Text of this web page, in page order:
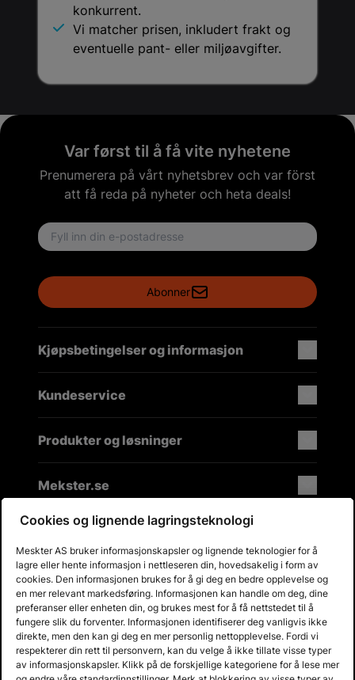
konkurrent.
Vi matcher prisen, inkludert frakt og
eventuelle pant- eller miljøavgifter.
Var først til å få vite nyhetene
Prenumerera på vårt nyhetsbrev och var först
att få reda på nyheter och heta deals!
Email address
Abonner
Kjøpsbetingelser og informasjon
Kundeservice
Produkter og løsninger
Mekster.se
Prisgaranti på reservedeler
Lager i Sverige
60 dagers åpent kjøp
Gratis returer
Cookies og lignende lagringsteknologi
Meskter AS bruker informasjonskapsler og lignende teknologier for å
lagre eller hente informasjon i nettleseren din, hovedsakelig i form av
cookies. Den informasjonen brukes for å gi deg en bedre opplevelse og
en mer relevant markedsføring. Informasjonen kan handle om deg, dine
preferanser eller enheten din, og brukes mest for å få nettstedet til å
fungere slik du forventer. Informasjonen identifiserer deg vanligvis ikke
direkte, men den kan gi deg en mer personlig nettopplevelse. Fordi vi
respekterer din rett til personvern, kan du velge å ikke tillate visse typer
av informasjonskapsler. Klikk på de forskjellige kategoriene for å lese mer